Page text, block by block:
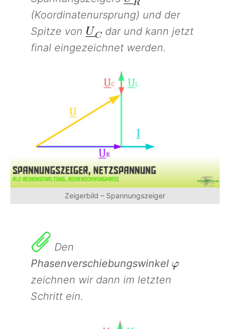
(Koordinatenursprung) und der
Spitze von
dar und kann jetzt
final eingezeichnet werden.
Zeigerbild – Spannungszeiger
Den
Phasenverschiebungswinkel
zeichnen wir dann im letzten
Schritt ein.